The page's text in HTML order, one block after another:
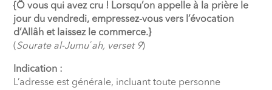
{Ô vous qui avez cru ! Lorsqu’on appelle à la prière le
jour du vendredi, empressez-vous vers l’évocation
d’Allâh et laissez le commerce.}
(Sourate al-Jumuʿah, verset 9)
Indication :
L’adresse est générale, incluant toute personne